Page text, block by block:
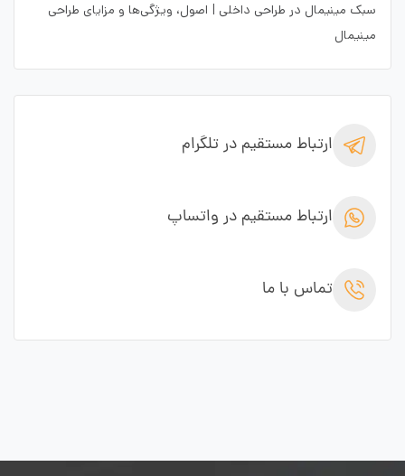
سبک مینیمال در طراحی داخلی | اصول، ویژگی‌ها و مزایای طراحی
مینیمال
ارتباط مستقیم در تلگرام
ارتباط مستقیم در واتساپ
تماس با ما